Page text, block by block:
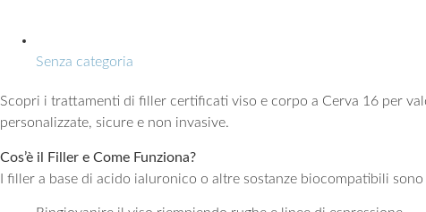
Senza categoria
Scopri i trattamenti di filler certificati viso e corpo a Cerva 16 per
personalizzate, sicure e non invasive.
Cos’è il Filler e Come Funziona?
I filler a base di acido ialuronico o altre sostanze biocompatibili